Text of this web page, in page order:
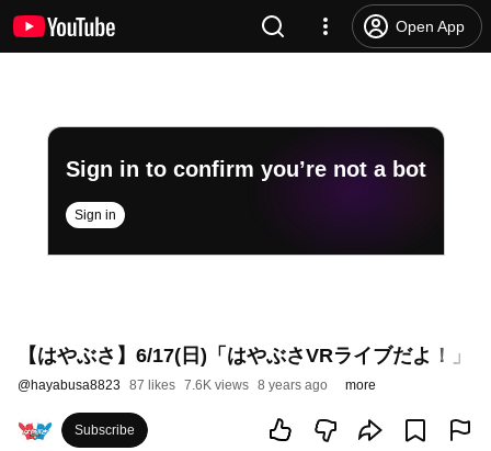
Open App
Sign in to confirm you’re not a bot
Sign in
【はやぶさ】6/17(日)「はやぶさVRライブだよ！」
@hayabusa8823 87 likes 7.6K views 8 years ago more
Subscribe